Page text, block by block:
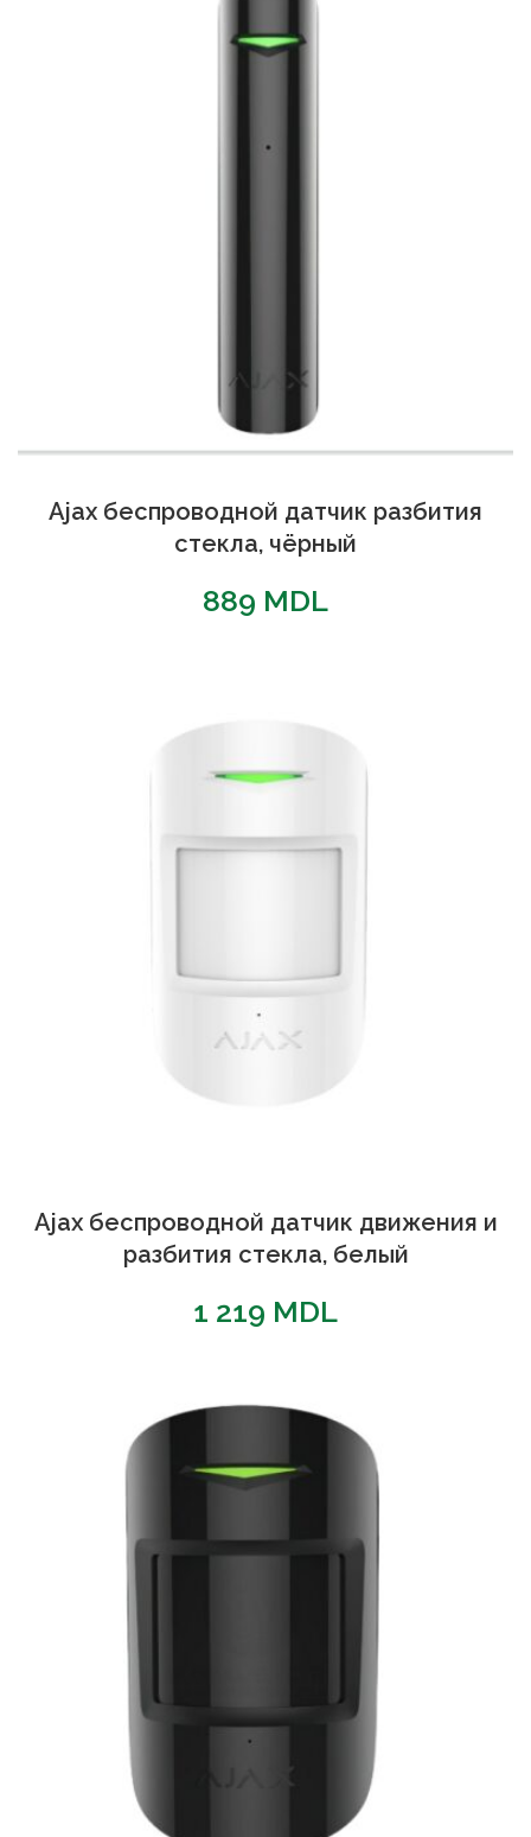
Ajax беспроводной датчик разбития
стекла, чёрный
889 MDL
Ajax беспроводной датчик движения и
разбития стекла, белый
1 219 MDL